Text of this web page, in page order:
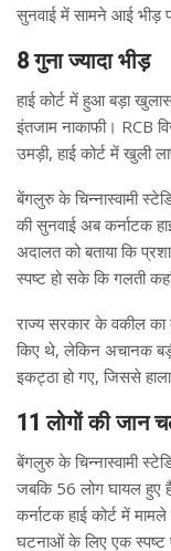
सुनवाई में सामने आई भीड़
8 गुना ज्यादा भीड़
हाई कोर्ट में हुआ बड़ा
इंतजाम नाकाफी। RCB
उमड़ी, हाई कोर्ट में खुली
बेंगलुरु के चिन्नास्वामी
की सुनवाई अब कर्नाटक
अदालत को बताया कि
स्पष्ट हो सके कि गलती
राज्य सरकार के वकील का
किए थे, लेकिन अचानक
इकट्ठा हो गए, जिससे
11 लोगों की जान
बेंगलुरु के चिन्नास्वामी
जबकि 56 लोग घायल हुए
कर्नाटक हाई कोर्ट में
घटनाओं के लिए एक